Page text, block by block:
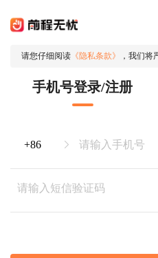
请您仔细阅读 《隐私条款》 ，我们将
手机号登录/注册